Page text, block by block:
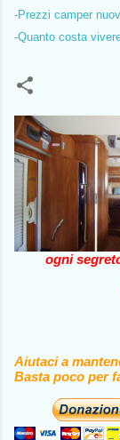
-Prezzi camper
-Quanto costa
ogni
Aiutaci a
Basta poco per